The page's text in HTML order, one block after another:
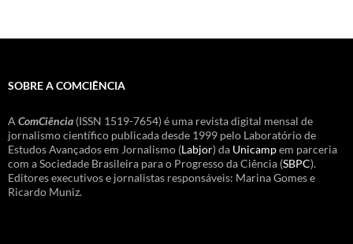
SOBRE A COMCIÊNCIA
A ComCiência (ISSN 1519-7654) é uma revista digital mensal de
jornalismo científico publicada desde 1999 pelo Laboratório de
Estudos Avançados em Jornalismo (Labjor) da Unicampem parceria
com a Sociedade Brasileira para o Progresso da Ciência (SBPC).
Editores executivos e jornalistas responsáveis: Marina Gomes e
Ricardo Muniz.